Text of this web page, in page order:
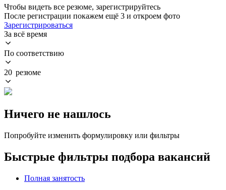
Чтобы видеть все резюме, зарегистрируйтесь
После регистрации покажем ещё 3 и откроем фото
Зарегистрироваться
За всё время
По соответствию
20 резюме
Ничего не нашлось
Попробуйте изменить формулировку или фильтры
Быстрые фильтры подбора вакансий
Полная занятость